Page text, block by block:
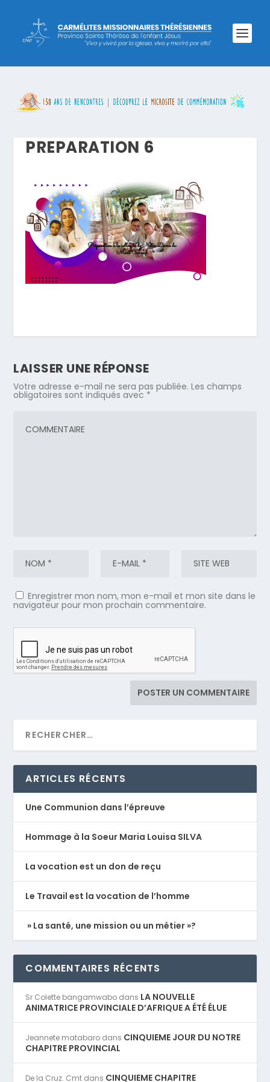
PREPARATION 6
LAISSER UNE RÉPONSE
Votre adresse e-mail ne sera pas publiée. Les champs
obligatoires sont indiqués avec *
Enregistrer mon nom, mon e-mail et mon site dans le
navigateur pour mon prochain commentaire.
ARTICLES RÉCENTS
Une Communion dans l’épreuve
Hommage à la Soeur Maria Louisa SILVA
La vocation est un don de reçu
Le Travail est la vocation de l’homme
» La santé, une mission ou un métier »?
COMMENTAIRES RÉCENTS
Sr Colette bangamwabo dans LA NOUVELLE
ANIMATRICE PROVINCIALE D’AFRIQUE A ÉTÉ ÉLUE
Jeannete matabaro dans CINQUIEME JOUR DU NOTRE
CHAPITRE PROVINCIAL
De la Cruz. Cmt dans CINQUIEME CHAPITRE